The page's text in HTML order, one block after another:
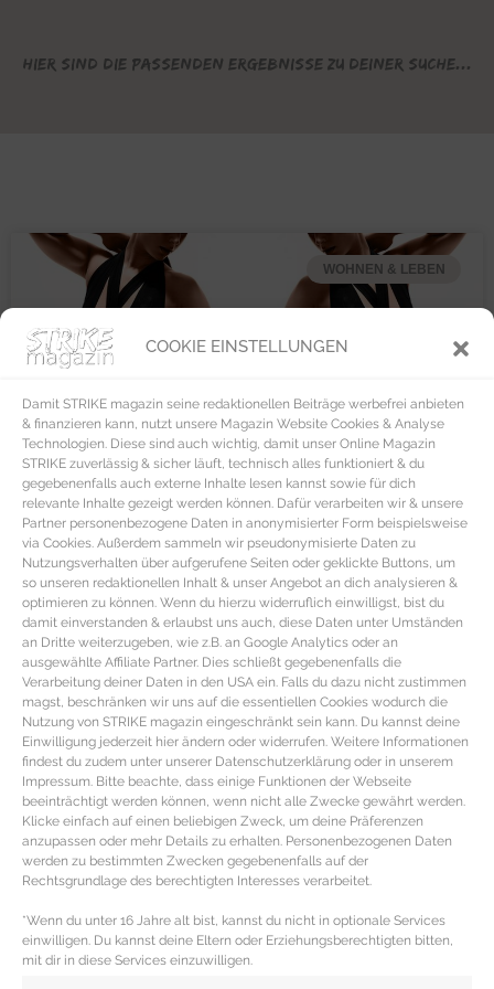
COOKIE EINSTELLUNGEN
Damit STRIKE magazin seine redaktionellen Beiträge werbefrei anbieten
& finanzieren kann, nutzt unsere Magazin Website Cookies & Analyse
Technologien. Diese sind auch wichtig, damit unser Online Magazin
STRIKE zuverlässig & sicher läuft, technisch alles funktioniert & du
gegebenenfalls auch externe Inhalte lesen kannst sowie für dich
relevante Inhalte gezeigt werden können. Dafür verarbeiten wir & unsere
Partner personenbezogene Daten in anonymisierter Form beispielsweise
via Cookies. Außerdem sammeln wir pseudonymisierte Daten zu
Nutzungsverhalten über aufgerufene Seiten oder geklickte Buttons, um
so unseren redaktionellen Inhalt & unser Angebot an dich analysieren &
optimieren zu können. Wenn du hierzu widerruflich einwilligst, bist du
damit einverstanden & erlaubst uns auch, diese Daten unter Umständen
an Dritte weiterzugeben, wie z.B. an Google Analytics oder an
ausgewählte Affiliate Partner. Dies schließt gegebenenfalls die
Verarbeitung deiner Daten in den USA ein. Falls du dazu nicht zustimmen
magst, beschränken wir uns auf die essentiellen Cookies wodurch die
Nutzung von STRIKE magazin eingeschränkt sein kann. Du kannst deine
Einwilligung jederzeit hier ändern oder widerrufen. Weitere Informationen
findest du zudem unter unserer Datenschutzerklärung oder in unserem
Impressum. Bitte beachte, dass einige Funktionen der Webseite
beeinträchtigt werden können, wenn nicht alle Zwecke gewährt werden.
Klicke einfach auf einen beliebigen Zweck, um deine Präferenzen
anzupassen oder mehr Details zu erhalten. Personenbezogenen Daten
werden zu bestimmten Zwecken gegebenenfalls auf der
Rechtsgrundlage des berechtigten Interesses verarbeitet.
*Wenn du unter 16 Jahre alt bist, kannst du nicht in optionale Services
einwilligen. Du kannst deine Eltern oder Erziehungsberechtigten bitten,
mit dir in diese Services einzuwilligen.
Hier sind die passenden Ergebnisse zu deiner Suche...
WOHNEN & LEBEN
Lovetoys, Sexspielzeug und
Dessous für Einsteiger oder
Fortgeschrittene
Sextoys & Dessous für Einsteiger & Fortgeschrittene Der
Februar steckt mit dem Valentinstag nicht nur voller
Liebe sondern wird auch